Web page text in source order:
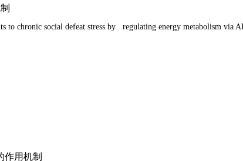
to chronic social defeat stress by regulating energy metabolism via
作用机制